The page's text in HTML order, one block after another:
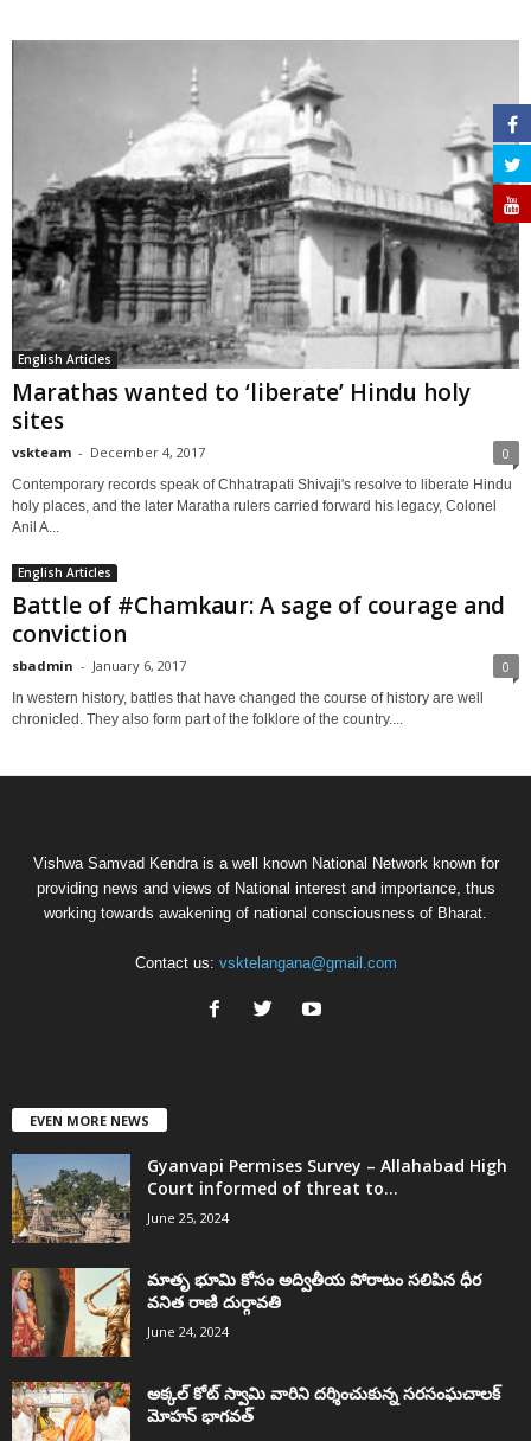
English Articles
Marathas wanted to ‘liberate’ Hindu holy
sites
vskteam - December 4, 2017 0
Contemporary records speak of Chhatrapati Shivaji's resolve to liberate Hindu
holy places, and the later Maratha rulers carried forward his legacy, Colonel
Anil A...
English Articles
Battle of #Chamkaur: A sage of courage and
conviction
sbadmin - January 6, 2017 0
In western history, battles that have changed the course of history are well
chronicled. They also form part of the folklore of the country....
Vishwa Samvad Kendra is a well known National Network known for
providing news and views of National interest and importance, thus
working towards awakening of national consciousness of Bharat.
Contact us: vsktelangana@gmail.com
EVEN MORE NEWS
Gyanvapi Permises Survey – Allahabad High
Court informed of threat to...
June 25, 2024
మాతృ భూమి కోసం అద్వితీయ పోరాటం సలిపిన ధీర
వనిత రాణి దుర్గావతి
June 24, 2024
అక్కల్‌ కోట్‌ స్వామి వారిని దర్శించుకున్న సరసంఘచాలక్
మోహన్ భాగవత్